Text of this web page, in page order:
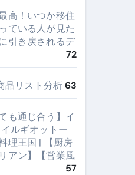
高！いつか移住
ている人が見た
引き戻されるデ
72
品リスト分析63
も通じ合う】イ
ルギオットー
理王国 | 【厨房
アン】【営業風
57